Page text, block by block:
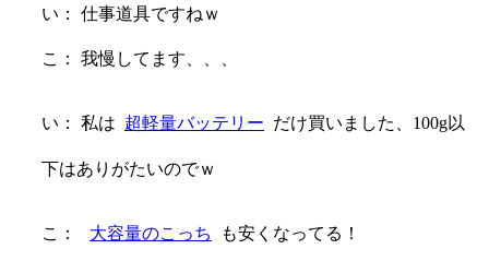
い： 仕事道具ですねｗ
こ： 我慢してます、、、
い： 私は 超軽量バッテリー だけ買いました、100g以
下はありがたいのでｗ
こ： 大容量のこっち も安くなってる！